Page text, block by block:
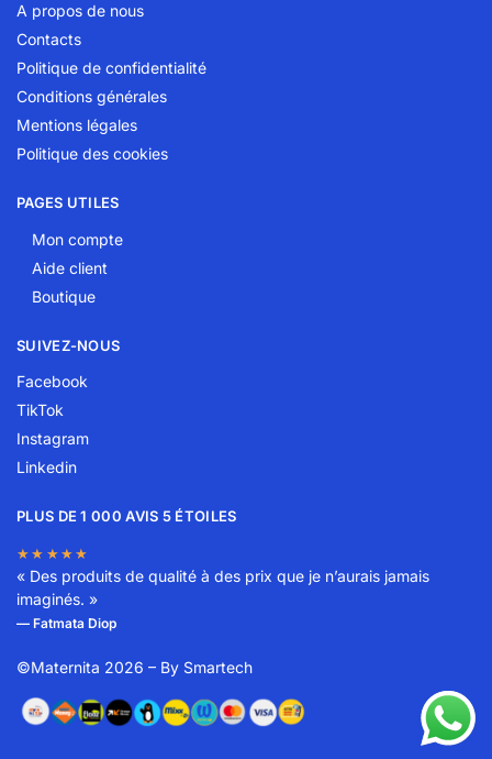
A propos de nous
Contacts
Politique de confidentialité
Conditions générales
Mentions légales
Politique des cookies
PAGES UTILES
Mon compte
Aide client
Boutique
SUIVEZ-NOUS
Facebook
TikTok
Instagram
Linkedin
PLUS DE 1 000 AVIS 5 ÉTOILES
★★★★★
« Des produits de qualité à des prix que je n’aurais jamais
imaginés. »
— Fatmata Diop
©Maternita 2026 – By Smartech